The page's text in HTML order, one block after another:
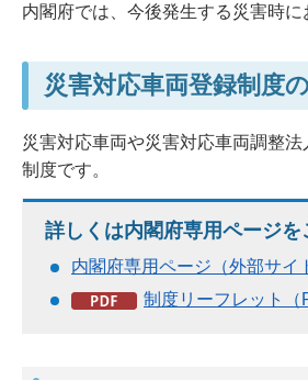
内閣府では、今後発生する災害時
災害対応車両登録制度
災害対応車両や災害対応車両調整
制度です。
詳しくは内閣府専用ページを
内閣府専用ページ（外部サイ
制度リーフレット（